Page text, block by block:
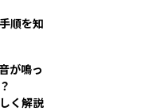
順を知
が鳴っ
く解説